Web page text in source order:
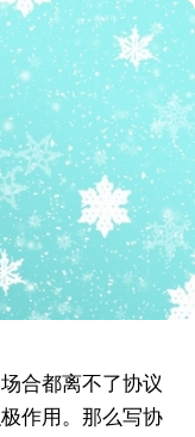
合都离不了协议
作用。那么写协